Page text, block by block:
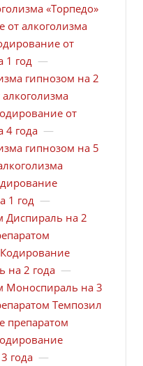
«Торпедо»
от алкоголизма
от
1 год —
гипнозом на 2
от
4 года —
гипнозом на 5
1 год —
Диспираль на 2
Кодирование
на 2 года —
Моноспираль на 3
Темпозил
препаратом
года —